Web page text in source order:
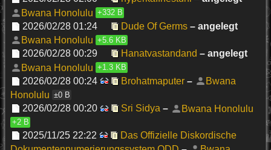
Bwana Honolulu +332 B
2026/02/28 01:24 Dude Of Germs – angelegt
Bwana Honolulu +5.6 KB
2026/02/28 00:29 Hanatvastandand – angelegt
Bwana Honolulu +1.3 KB
2026/02/28 00:24 Brohatmaputer –
Bwana
Honolulu ±0 B
2026/02/28 00:20 Sri Sidya – Bwana Honolulu
+2 B
2025/11/25 22:22
Das Offizielle Diskordische